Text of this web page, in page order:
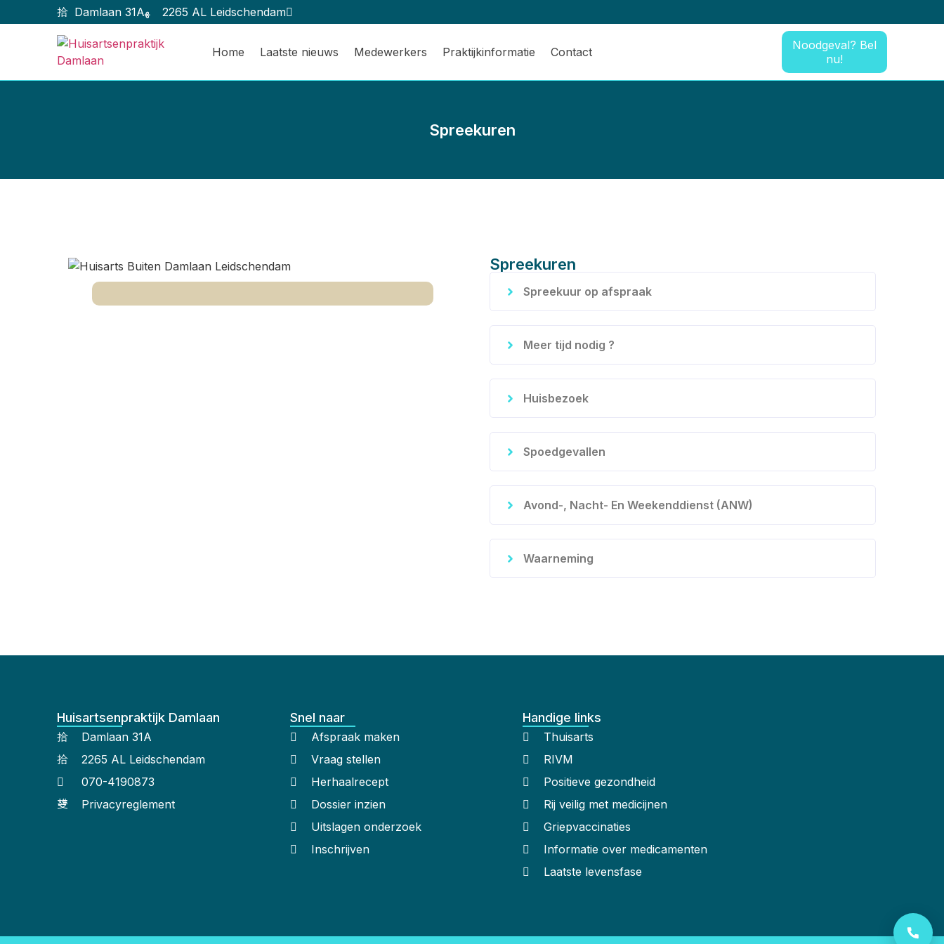
Damlaan 31A 2265 AL Leidschendam
Home Laatste nieuws Medewerkers Praktijkinformatie Contact
Noodgeval? Bel
nu!
Spreekuren
Spreekuren
Spreekuur op afspraak
Meer tijd nodig ?
Huisbezoek
Spoedgevallen
Avond-, Nacht- En Weekenddienst (ANW)
Waarneming
Huisartsenpraktijk Damlaan
Damlaan 31A
2265 AL Leidschendam
070-4190873
Privacyreglement
Snel naar
Afspraak maken
Vraag stellen
Herhaalrecept
Dossier inzien
Uitslagen onderzoek
Inschrijven
Handige links
Thuisarts
RIVM
Positieve gezondheid
Rij veilig met medicijnen
Griepvaccinaties
Informatie over medicamenten
Laatste levensfase